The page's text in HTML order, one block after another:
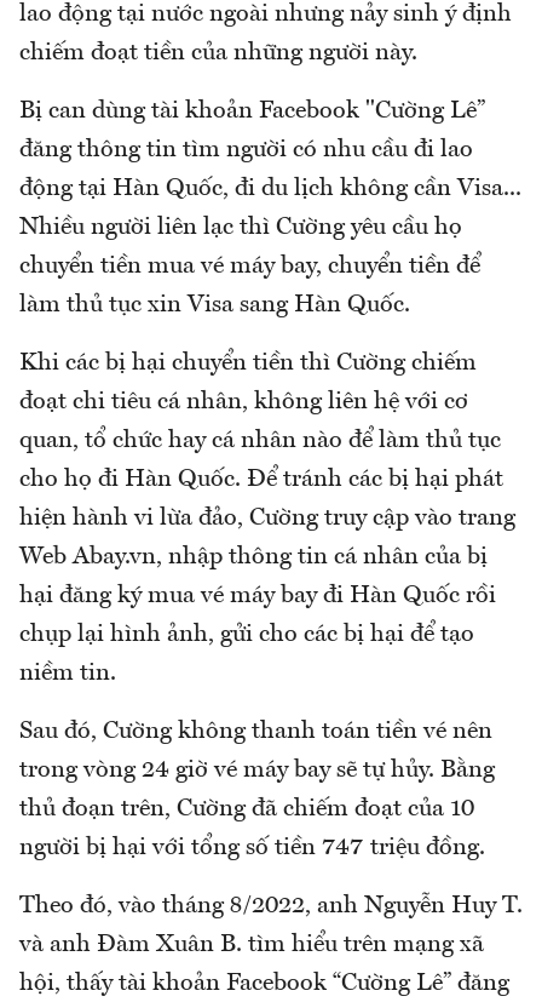
lao động tại nước ngoài nhưng nảy sinh ý định
chiếm đoạt tiền của những người này.
Bị can dùng tài khoản Facebook "Cường Lê”
đăng thông tin tìm người có nhu cầu đi lao
động tại Hàn Quốc, đi du lịch không cần Visa...
Nhiều người liên lạc thì Cường yêu cầu họ
chuyển tiền mua vé máy bay, chuyển tiền để
làm thủ tục xin Visa sang Hàn Quốc.
Khi các bị hại chuyển tiền thì Cường chiếm
đoạt chi tiêu cá nhân, không liên hệ với cơ
quan, tổ chức hay cá nhân nào để làm thủ tục
cho họ đi Hàn Quốc. Để tránh các bị hại phát
hiện hành vi lừa đảo, Cường truy cập vào trang
Web Abay.vn, nhập thông tin cá nhân của bị
hại đăng ký mua vé máy bay đi Hàn Quốc rồi
chụp lại hình ảnh, gửi cho các bị hại để tạo
niềm tin.
Sau đó, Cường không thanh toán tiền vé nên
trong vòng 24 giờ vé máy bay sẽ tự hủy. Bằng
thủ đoạn trên, Cường đã chiếm đoạt của 10
người bị hại với tổng số tiền 747 triệu đồng.
Theo đó, vào tháng 8/2022, anh Nguyễn Huy T.
và anh Đàm Xuân B. tìm hiểu trên mạng xã
hội, thấy tài khoản Facebook “Cường Lê” đăng